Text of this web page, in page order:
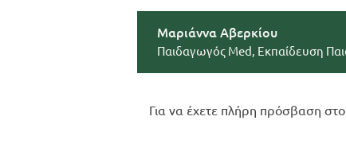
Μαριάννα Αβερκίου
Παιδαγωγός Med, Εκπαίδευση
Για να έχετε πλήρη πρόσβαση